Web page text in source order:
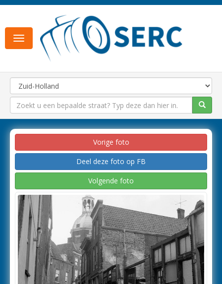
Toggle
navigation
Vorige foto
Deel deze foto op FB
Volgende foto